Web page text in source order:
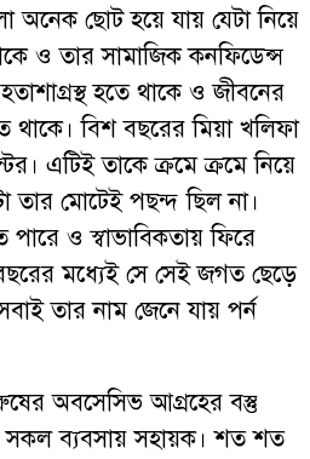
অনেক ছোট হয়ে যায় যেটা নিয়ে
ও তার সামাজিক কনফিডেন্স
হতে থাকে ও জীবনের
থাকে। বিশ বছরের মিয়া খলিফা
এটিই তাকে ক্রমে ক্রমে নিয়ে
মোটেই পছন্দ ছিল না।
পারে ও স্বাভাবিকতায় ফিরে
মধ্যেই সে সেই জগত ছেড়ে
তার নাম জেনে যায় পর্ন
অবসেসিভ আগ্রহের বস্তু
সকল ব্যবসায় সহায়ক। শত শত